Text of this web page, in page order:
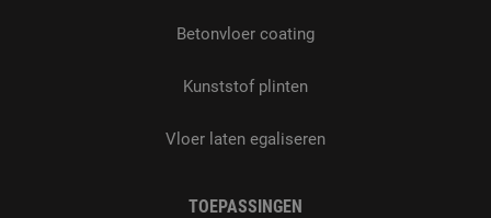
Betonvloer coating
Kunststof plinten
Vloer laten egaliseren
TOEPASSINGEN